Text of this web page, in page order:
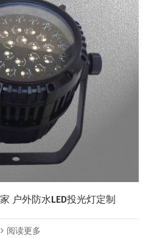
户外防水LED投光灯定制
阅读更多